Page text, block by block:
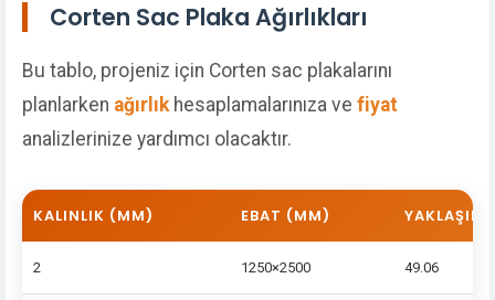
Corten Sac Plaka Ağırlıkları
Bu tablo, projeniz için Corten sac plakalarını
planlarken ağırlıkhesaplamalarınıza ve fiyat
analizlerinize yardımcı olacaktır.
KALINLIK (MM) EBAT (MM) YAKLAŞIK
2 1250×2500 49.06